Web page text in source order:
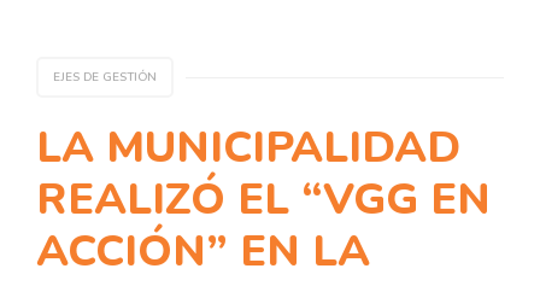
EJES DE GESTIÓN
LA MUNICIPALIDAD
REALIZÓ EL “VGG EN
ACCIÓN” EN LA